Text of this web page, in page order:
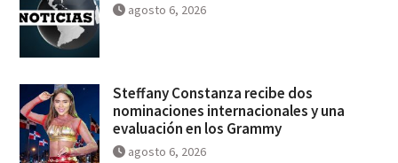
agosto 6, 2026
Steffany Constanza recibe dos
nominaciones internacionales y una
evaluación en los Grammy
agosto 6, 2026